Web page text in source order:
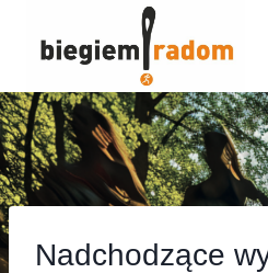
Nadchodzące